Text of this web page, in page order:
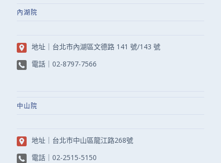
內湖院
地址｜ 台北市內湖區文德路 141 號/143 號
電話｜ 02-8797-7566
中山院
地址｜ 台北市中山區龍江路268號
電話｜ 02-2515-5150